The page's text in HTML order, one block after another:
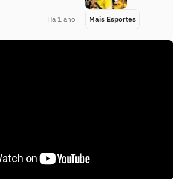
Há 1 ano Mais Esportes